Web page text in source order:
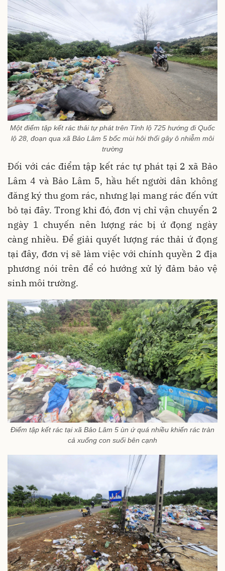
Một điểm tập kết rác thải tự phát trên Tỉnh lộ 725 hướng đi Quốc
lộ 28, đoạn qua xã Bảo Lâm 5 bốc mùi hôi thối gây ô nhiễm môi
trường
Đối với các điểm tập kết rác tự phát tại 2 xã Bảo
Lâm 4 và Bảo Lâm 5, hầu hết người dân không
đăng ký thu gom rác, nhưng lại mang rác đến vứt
bỏ tại đây. Trong khi đó, đơn vị chỉ vận chuyển 2
ngày 1 chuyến nên lượng rác bị ứ đọng ngày
càng nhiều. Để giải quyết lượng rác thải ứ đọng
tại đây, đơn vị sẽ làm việc với chính quyền 2 địa
phương nói trên để có hướng xử lý đảm bảo vệ
sinh môi trường.
Điểm tập kết rác tại xã Bảo Lâm 5 ùn ứ quá nhiều khiến rác tràn
cả xuống con suối bên cạnh